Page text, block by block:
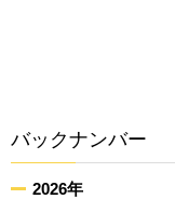
バックナンバー
2026年